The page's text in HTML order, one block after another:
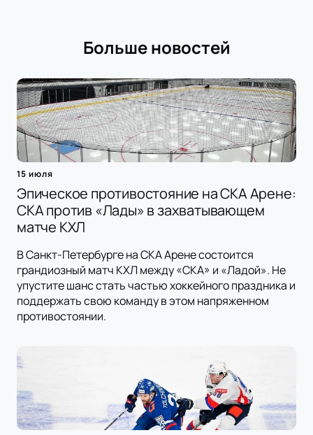
Больше новостей
15 июля
Эпическое противостояние на СКА Арене:
СКА против «Лады» в захватывающем
матче КХЛ
В Санкт-Петербурге на СКА Арене состоится
грандиозный матч КХЛ между «СКА» и «Ладой». Не
упустите шанс стать частью хоккейного праздника и
поддержать свою команду в этом напряженном
противостоянии.